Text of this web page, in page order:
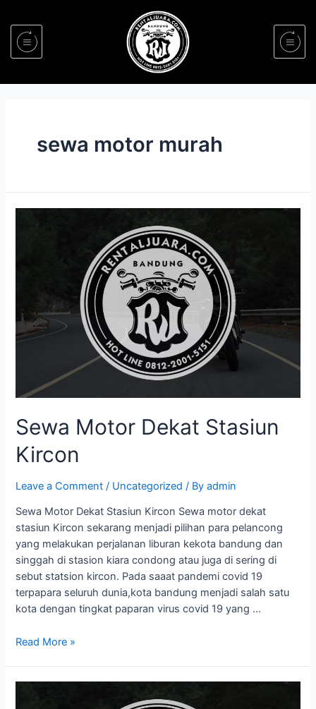
sewa motor murah
Sewa Motor Dekat Stasiun
Kircon
Leave a Comment / Uncategorized / Byadmin
Sewa Motor Dekat Stasiun Kircon Sewa motor dekat
stasiun Kircon sekarang menjadi pilihan para pelancong
yang melakukan perjalanan liburan kekota bandung dan
singgah di stasion kiara condong atau juga di sering di
sebut statsion kircon. Pada saaat pandemi covid 19
terpapara seluruh dunia,kota bandung menjadi salah satu
kota dengan tingkat paparan virus covid 19 yang …
Read More »